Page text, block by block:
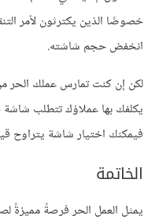
خصوصًا الذين يكترثون لأمر
انخفض حجم شاشته.
لكن إن كنت تمارس عملك الحر
يكلفك بها عملاؤك تتطلب
فيمكنك اختيار شاشة يتراوح قياسها بين
الخاتمة
يمثل العمل الحر فرصةً مميزةً